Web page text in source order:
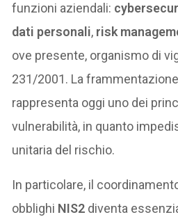
funzioni aziendali:
dati personali, risk
ove presente, organismo di
231/2001. La
rappresenta oggi uno dei
vulnerabilità, in quanto
unitaria del rischio.
In particolare, il
obblighi NIS2 diventa